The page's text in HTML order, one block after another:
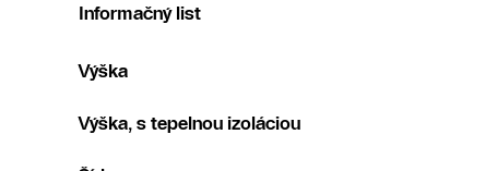
Informačný list
Výška
Výška, s tepelnou izoláciou